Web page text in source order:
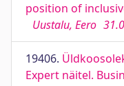
position of
Uustalu, Eero
19406.
Expert näitel.